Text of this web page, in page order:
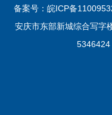
备案号：皖ICP备
安庆市东部新城综合写字
5346424